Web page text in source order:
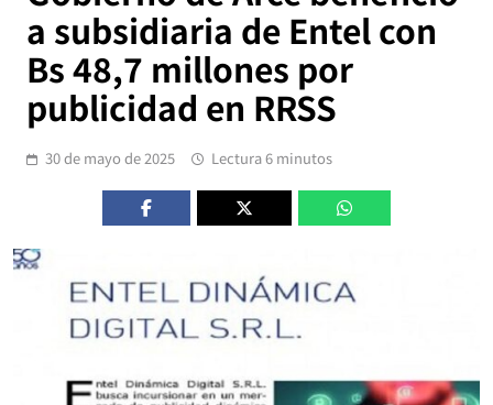
a subsidiaria de Entel con
Bs 48,7 millones por
publicidad en RRSS
30 de mayo de 2025 Lectura 6 minutos